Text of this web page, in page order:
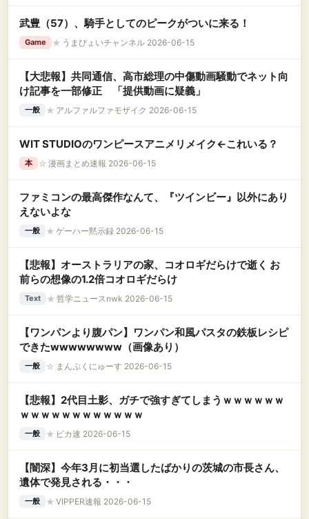
武豊（57）、騎手としてのピークがついに来る！
Game ★ うまぴょいチャンネル 2026-06-15
【大悲報】共同通信、高市総理の中傷動画騒動でネット向
け記事を一部修正 「提供動画に疑義」
一般 ★ アルファルファモザイク 2026-06-15
WIT STUDIOのワンピースアニメリメイク←これいる？
本 ☆ 漫画まとめ速報 2026-06-15
ファミコンの最高傑作なんて、『ツインビー』以外にあり
えないよな
一般 ★ ゲーハー黙示録 2026-06-15
【悲報】オーストラリアの家、コオロギだらけで逝く お
前らの想像の1.2倍コオロギだらけ
Text ★ 哲学ニュースnwk 2026-06-15
【ワンパンより腹パン】ワンパン和風パスタの鉄板レシピ
できたwwwwwwww（画像あり）
一般 ☆ まんぷくにゅーす 2026-06-15
【悲報】2代目土影、ガチで強すぎてしまうｗｗｗｗｗｗ
ｗｗｗｗｗｗｗｗｗｗｗｗ
一般 ★ ピカ速 2026-06-15
【闇深】今年3月に初当選したばかりの茨城の市長さん、
遺体で発見される・・・
一般 ★ VIPPER速報 2026-06-15